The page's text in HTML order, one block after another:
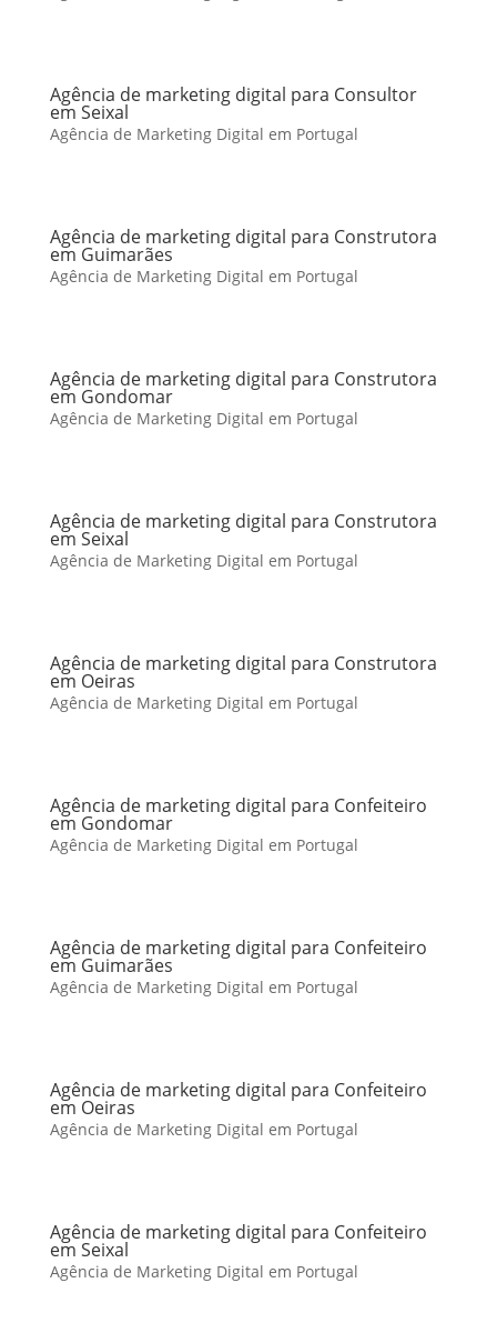
Agência de marketing digital para Consultor
em Seixal
Agência de Marketing Digital em Portugal
Agência de marketing digital para Construtora
em Guimarães
Agência de Marketing Digital em Portugal
Agência de marketing digital para Construtora
em Gondomar
Agência de Marketing Digital em Portugal
Agência de marketing digital para Construtora
em Seixal
Agência de Marketing Digital em Portugal
Agência de marketing digital para Construtora
em Oeiras
Agência de Marketing Digital em Portugal
Agência de marketing digital para Confeiteiro
em Gondomar
Agência de Marketing Digital em Portugal
Agência de marketing digital para Confeiteiro
em Guimarães
Agência de Marketing Digital em Portugal
Agência de marketing digital para Confeiteiro
em Oeiras
Agência de Marketing Digital em Portugal
Agência de marketing digital para Confeiteiro
em Seixal
Agência de Marketing Digital em Portugal